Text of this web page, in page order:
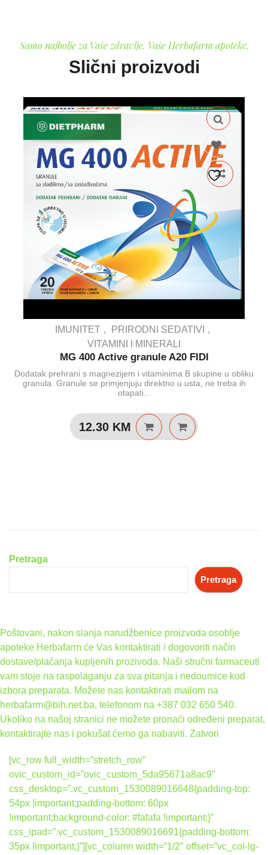
Samo najbolje za Vaše zdravlje. Vaše Herbafarm apoteke.
Slični proizvodi
IMUNITET
PRIRODNI SEDATIVI
VITAMINI I MINERALI
MG 400 Active granule A20 FIDI
Dodatak prehrani s magnezijem i vitaminima B skupine u obliku
granula. Granule se primjenjuju direktno u usta, ne treba ih
otapati...
12.30 KM
Pretraga
Pretraga
Poštovani, nakon slanja narudžbenice proizvoda osoblje
apoteke Herbafarm će Vas kontaktirati i dogovoriti način
dostave/plaćanja kupljenih prozivoda. Naši stručni farmaceuti
vam stoje na raspolaganju za sva pitanja i nedoumice kod
izbora preparata. Možete nas kontaktirati mailom na
herbafarm@bih.net.ba, telefonom na +387 032 650 540.
Ukoliko na našoj stranici ne možete pronaći određeni preparat,
kontaktirajte nas i pokušat ćemo ga nabaviti. Zatvori
[vc_row full_width=”stretch_row”
ovic_custom_id=”ovic_custom_5da95671a8ac9″
css_desktop=”.vc_custom_1530089016648{padding-top:
54px !important;padding-bottom: 60px
!important;background-color: #fafafa !important;}”
css_ipad=”.vc_custom_1530089016691{padding-bottom:
35px !important;}”][vc_column width=”1/2″ offset=”vc_col-lg-